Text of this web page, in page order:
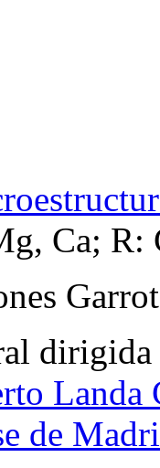
Ca; R:
Landa
de